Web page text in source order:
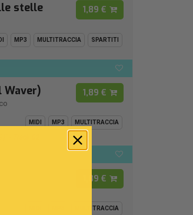
stelle 1,89 €
MP3 MULTITRACCIA SPARTITI
Waver) 1,89 €
MIDI MP3 MULTITRACCIA
1,89 €
MULTITRACCIA